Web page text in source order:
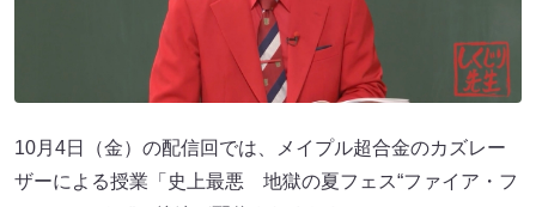
10月4日（金）の配信回では、メイプル超合金のカズレー
ザーによる授業「史上最悪 地獄の夏フェス“ファイア・フ